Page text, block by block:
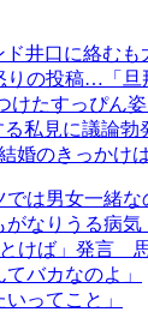
井口に絡むも
の投稿…「
たすっぴん
る私見に議論
婚のきっかけ
は男女一緒な
なりうる病気
けば」発言
バカなのよ」
ってこと」